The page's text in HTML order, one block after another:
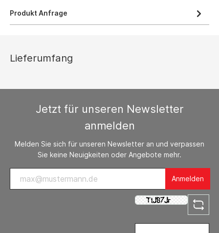
Produkt Anfrage
Lieferumfang
Jetzt für unseren Newsletter
anmelden
Melden Sie sich für unseren Newsletter an und verpassen
Sie keine Neuigkeiten oder Angebote mehr.
Anmelden